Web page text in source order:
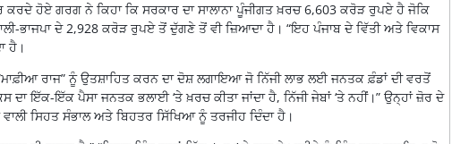
ਹੋਏ ਗਰਗ ਨੇ ਕਿਹਾ ਕਿ ਸਰਕਾਰ ਦਾ ਸਾਲਾਨਾ ਪੂੰਜੀਗਤ ਖ਼ਰਚ 6,603 ਕਰੋੜ ਰੁਪਏ ਹੈ ਜੋਕਿ
ਭਾਜਪਾ ਦੇ 2,928 ਕਰੋੜ ਰੁਪਏ ਤੋਂ ਦੁੱਗਣੇ ਤੋਂ ਵੀ ਜ਼ਿਆਦਾ ਹੈ। “ਇਹ ਪੰਜਾਬ ਦੇ ਵਿੱਤੀ ਅਤੇ ਵਿਕਾਸ
ਹੈ।
ਰਾਜ” ਨੂੰ ਉਤਸ਼ਾਹਿਤ ਕਰਨ ਦਾ ਦੋਸ਼ ਲਗਾਇਆ ਜੋ ਨਿੱਜੀ ਲਾਭ ਲਈ ਜਨਤਕ ਫ਼ੰਡਾਂ ਦੀ ਵਰਤੋਂ
ਇੱਕ-ਇੱਕ ਪੈਸਾ ਜਨਤਕ ਭਲਾਈ ‘ਤੇ ਖ਼ਰਚ ਕੀਤਾ ਜਾਂਦਾ ਹੈ, ਨਿੱਜੀ ਜੇਬਾਂ ‘ਤੇ ਨਹੀਂ।” ਉਨ੍ਹਾਂ ਜ਼ੋਰ ਦੇ
ਸਿਹਤ ਸੰਭਾਲ ਅਤੇ ਬਿਹਤਰ ਸਿੱਖਿਆ ਨੂੰ ਤਰਜੀਹ ਦਿੰਦਾ ਹੈ।